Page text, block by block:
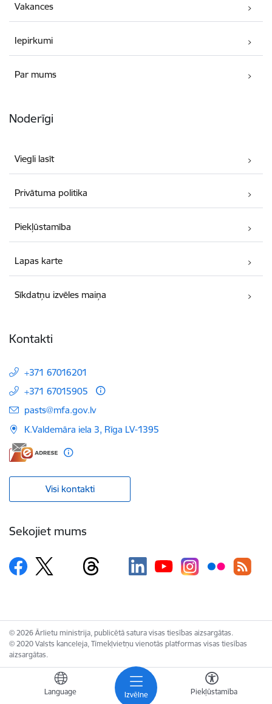
Izvēlne
Language Piekļūstamība
Vakances
Iepirkumi
Par mums
Noderīgi
Viegli lasīt
Privātuma politika
Piekļūstamība
Lapas karte
Sīkdatņu izvēles maiņa
Kontakti
+371 67016201
+371 67015905
E-pasts:
pasts@mfa.gov.lv
K.Valdemāra iela 3, Rīga LV-1395
Visi kontakti
Sekojiet mums
© 2026 Ārlietu ministrija, publicētā satura visas tiesības aizsargātas.
© 2020 Valsts kanceleja, Tīmekļvietņu vienotās platformas visas tiesības
aizsargātas.